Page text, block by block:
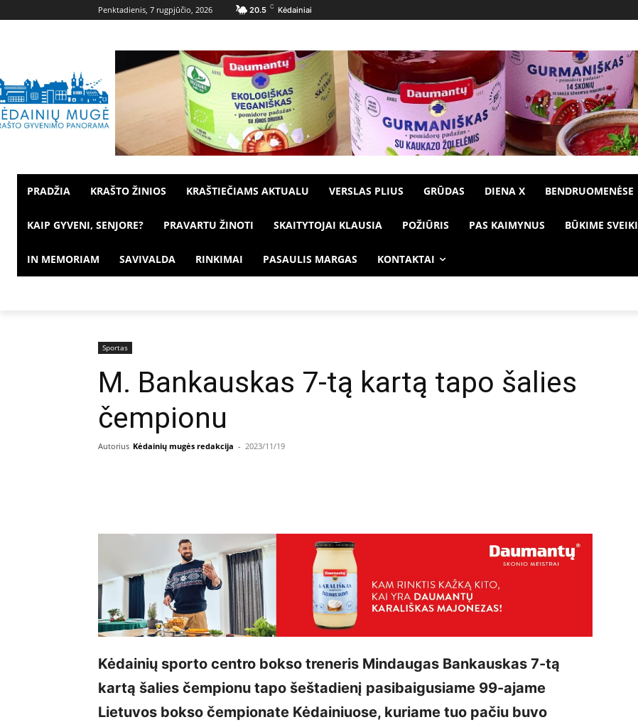
Penktadienis, 7 rugpjūčio, 2026 20.5 C Kėdainiai
PRADŽIA KRAŠTO ŽINIOS KRAŠTIEČIAMS AKTUALU VERSLAS PLIUS GRŪDAS DIENA X BENDRUOMENĖSE
KAIP GYVENI, SENJORE? PRAVARTU ŽINOTI SKAITYTOJAI KLAUSIA POŽIŪRIS PAS KAIMYNUS BŪKIME SVEIKI
IN MEMORIAM SAVIVALDA RINKIMAI PASAULIS MARGAS KONTAKTAI
Sportas
M. Bankauskas 7-tą kartą tapo šalies
čempionu
Autorius Kėdainių mugės redakcija - 2023/11/19
Kėdainių sporto centro bokso treneris Mindaugas Bankauskas 7-tą
kartą šalies čempionu tapo šeštadienį pasibaigusiame 99-ajame
Lietuvos bokso čempionate Kėdainiuose, kuriame tuo pačiu buvo